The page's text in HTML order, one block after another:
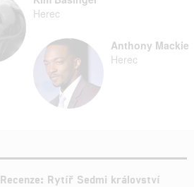
Herec
Anthony Mackie
Herec
Recenze: Rytíř Sedmi království